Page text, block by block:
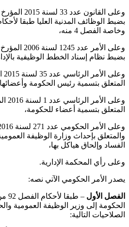
وخاصة الفصل 4 منه،
بضبط نظام إسناد الخطط الوظيفية
المتعلق بتسمية رئيس الحكومة
المتعلق بتسمية أعضاء للحكومة،
والمتعلق بإحداث وزارة الوظيفة
الفساد وإلحاق هياكل بها،
وعلى رأي المحكمة الإدارية.
يصدر الأمر الحكومي الآتي نصه:
الفصل الأول
–
الحكومة إلى وزير الوظيفة العمومية
الصلاحيات التالية: